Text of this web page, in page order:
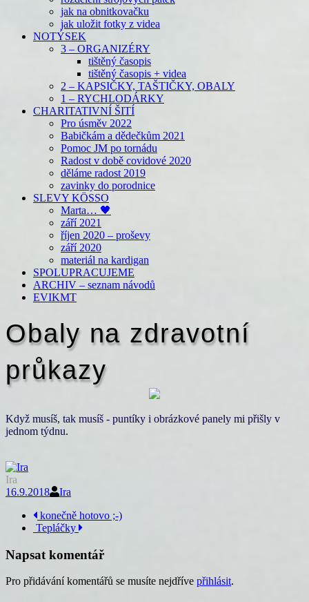
jak na obnitkovačku
jak uložit fotky z videa
NOTÝSEK
3 – ORGANIZÉRY
tištěný časopis
tištěný časopis + videa
2 – KAPSIČKY, TAŠTIČKY, OBALY
1 – RYCHLODÁRKY
CHARITATIVNÍ ŠITÍ
Pro úsměv 2022
Babičkám a dědečkům 2021
Pomoc JM po tornádu
Radost v době covidové 2020
děláme radost 2019
zavinky do porodnice
SLEVY KÖSSO
Marta… 🖤
září 2021
říjen 2020 – proševy
září 2020
materiál na kardigan
SPOLUPRACUJEME
ARCHIV – seznam návodů
EVIKMT
Obaly na zdravotní
průkazy
Když musíš, tak musíš - puntíky i obrázkové panely mi přišly v
jednom týdnu.
Ira
16.9.2018
Ira
Navigace
příspěvku
konečně hotovo ;-)
Tepláčky
Napsat komentář
Pro přidávání komentářů se musíte nejdříve přihlásit.